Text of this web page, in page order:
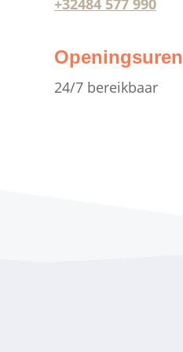
Openingsuren
24/7 bereikbaar